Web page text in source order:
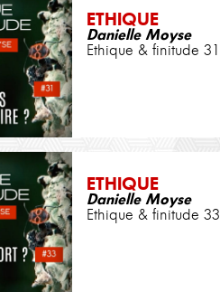
ETHIQUE
Danielle Moyse
Ethique & finitude 31
ETHIQUE
Danielle Moyse
Ethique & finitude 33